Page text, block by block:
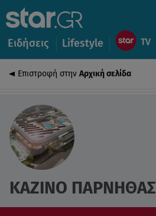
Ειδήσεις Lifestyle
Επιστροφή στην Αρχική σελίδα
ΚΑΖΙΝΟ ΠΑΡΝΗΘΑΣ